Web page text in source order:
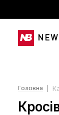
Головна